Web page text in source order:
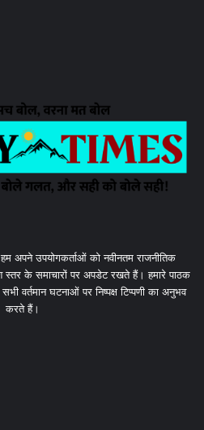
अपने उपयोगकर्ताओं को नवीनतम राजनीतिक
स्तर के समाचारों पर अपडेट रखते हैं। हमारे पाठक
वर्तमान घटनाओं पर निष्पक्ष टिप्पणी का अनुभव
करते हैं।